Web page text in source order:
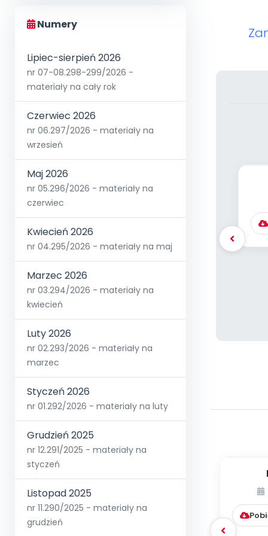
Numery
Lipiec-sierpień 2026
nr 07-08.298-299/2026 -
materiały na cały rok
Czerwiec 2026
nr 06.297/2026 - materiały na
wrzesień
Maj 2026
nr 05.296/2026 - materiały na
czerwiec
Kwiecień 2026
nr 04.295/2026 - materiały na maj
Marzec 2026
nr 03.294/2026 - materiały na
kwiecień
Luty 2026
nr 02.293/2026 - materiały na
marzec
Styczeń 2026
nr 01.292/2026 - materiały na luty
Grudzień 2025
nr 12.291/2025 - materiały na
styczeń
Listopad 2025
nr 11.290/2025 - materiały na
grudzień